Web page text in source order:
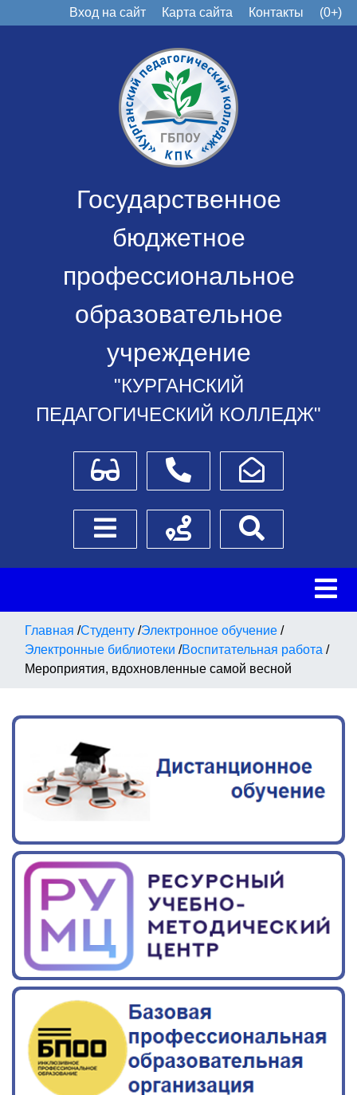
Вход на сайт Карта сайта Контакты (0+)
Государственное
бюджетное
профессиональное
образовательное
учреждение
"КУРГАНСКИЙ
ПЕДАГОГИЧЕСКИЙ КОЛЛЕДЖ"
Для слабовидящихТелефоныНаписать обращение
Боковое менюСхема проезда
Главная /Студенту /Электронное обучение /
Электронные библиотеки /Воспитательная работа /
Мероприятия, вдохновленные самой весной